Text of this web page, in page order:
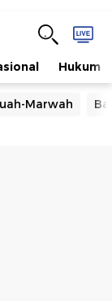
Hukum
Marwah